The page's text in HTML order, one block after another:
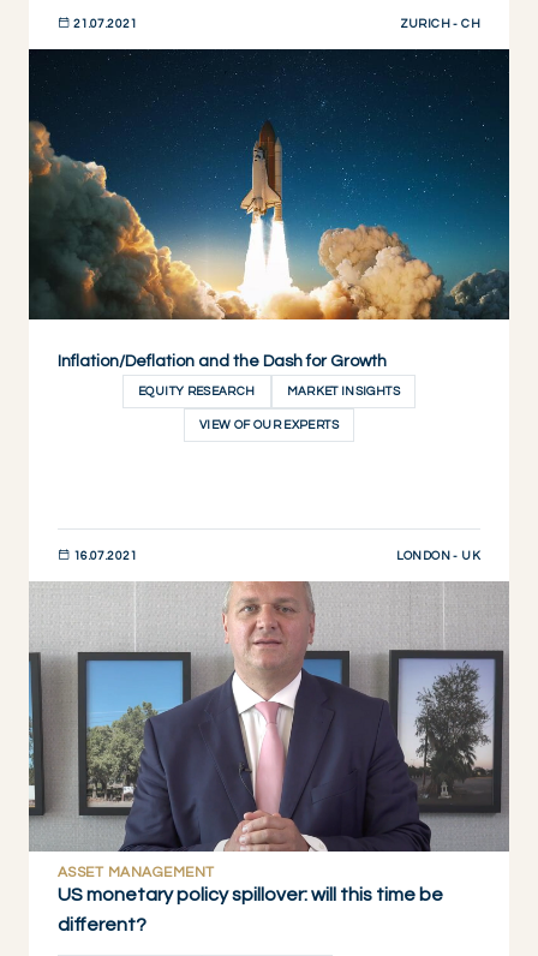
21.07.2021 ZURICH - CH
DESCUBRIR AHORA
Inflation/Deflation and the Dash for Growth
EQUITY RESEARCH MARKET INSIGHTS
VIEW OF OUR EXPERTS
16.07.2021 LONDON - UK
DESCUBRIR AHORA
ASSET MANAGEMENT
US monetary policy spillover: will this time be
different?